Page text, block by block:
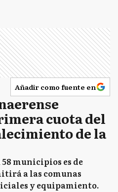
Añadir como fuente en
cuota del
de la
municipios es de
a las comunas
y equipamiento.